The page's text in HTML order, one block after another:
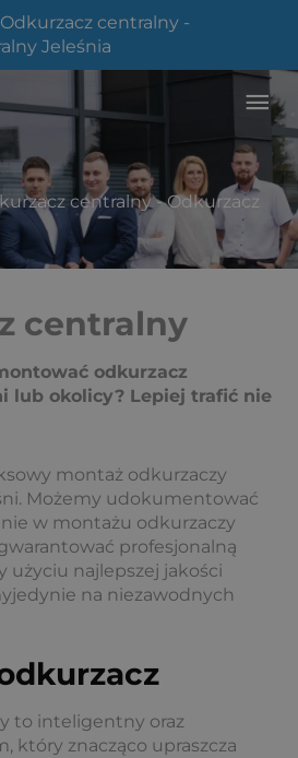
Odkurzacz centralny -
Jeleśnia
centralny-Odkurzacz
centralny
odkurzacz
lub okolicy? Lepiej trafić nie
montaż odkurzaczy
Możemy udokumentować
w montażu odkurzaczy
profesjonalną
użyciu najlepszej jakości
na niezawodnych
to inteligentny oraz
który znacząco upraszcza